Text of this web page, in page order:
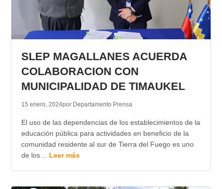
SLEP MAGALLANES ACUERDA
COLABORACION CON
MUNICIPALIDAD DE TIMAUKEL
15 enero, 2024por Departamento Prensa
El uso de las dependencias de los establecimientos de la
educación pública para actividades en beneficio de la
comunidad residente al sur de Tierra del Fuego es uno
de los… Leer más